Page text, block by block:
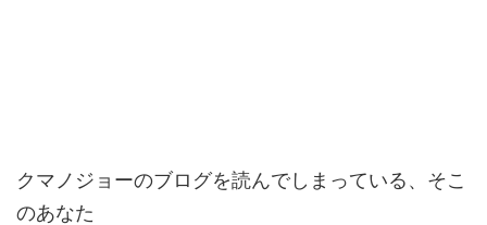
クマノジョーのブログを読んでしまっている、そこ
のあなた